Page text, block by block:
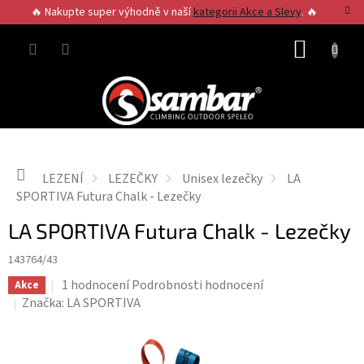
na
obsah
🔥 Nakupte super výhodně v našíkategorii Akce a Slevy. 🔥
Domů
LEZENÍ LEZEČKY Unisex lezečky
LA
SPORTIVA Futura Chalk - Lezečky
LA SPORTIVA Futura Chalk - Lezečky
143764/43
Akce
Průměrné
hodnocení
1 hodnocení Podrobnosti hodnocení
Značka: LA SPORTIVA